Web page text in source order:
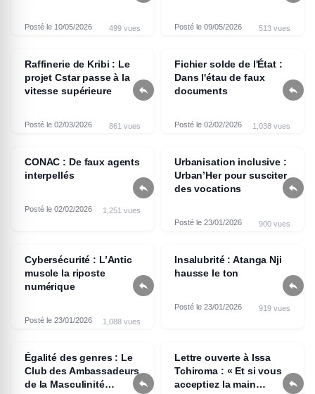
Posté le 10/05/2026 499 vues Posté le 09/05/2026 513 vues
Raffinerie de Kribi : Le
projet Cstar passe à la
vitesse supérieure
Posté le 02/03/2026 861 vues

Fichier solde de l'État :
Dans l'étau de faux
documents
Posté le 02/02/2026 1,038 vues

CONAC : De faux agents
interpellés
Posté le 02/02/2026 1,251 vues

Urbanisation inclusive :
Urban’Her pour susciter
des vocations
Posté le 23/01/2026 900 vues

Cybersécurité : L’Antic
muscle la riposte
numérique
Posté le 23/01/2026 1,088 vues

Insalubrité : Atanga Nji
hausse le ton
Posté le 23/01/2026 919 vues

Égalité des genres : Le
Club des Ambassadeurs
de la Masculinité

Lettre ouverte à Issa
Tchiroma : « Et si vous
acceptiez la main
